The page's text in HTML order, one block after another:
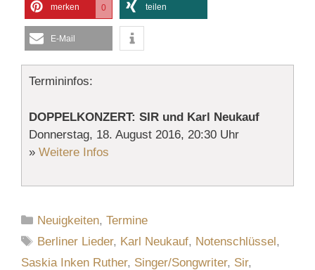
merken 0 teilen
E-Mail
Termininfos:
DOPPELKONZERT: SIR und Karl Neukauf
Donnerstag, 18. August 2016, 20:30 Uhr
» Weitere Infos
Kategorien
Neuigkeiten,Termine
Schlagwörter
Berliner Lieder, Karl Neukauf, Notenschlüssel,
Saskia Inken Ruther, Singer/Songwriter, Sir,